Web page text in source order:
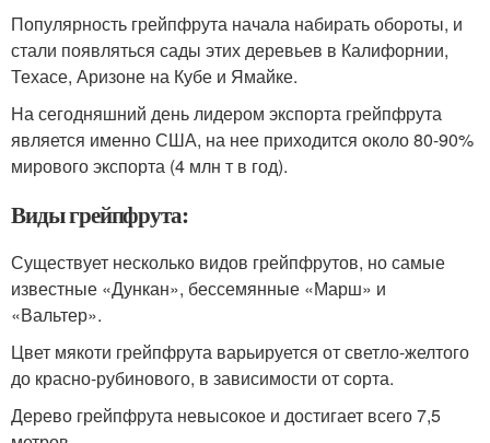
Популярность грейпфрута начала набирать обороты, и
стали появляться сады этих деревьев в Калифорнии,
Техасе, Аризоне на Кубе и Ямайке.
На сегодняшний день лидером экспорта грейпфрута
является именно США, на нее приходится около 80-90%
мирового экспорта (4 млн т в год).
Виды грейпфрута:
Существует несколько видов грейпфрутов, но самые
известные «Дункан», бессемянные «Марш» и
«Вальтер».
Цвет мякоти грейпфрута варьируется от светло-желтого
до красно-рубинового, в зависимости от сорта.
Дерево грейпфрута невысокое и достигает всего 7,5